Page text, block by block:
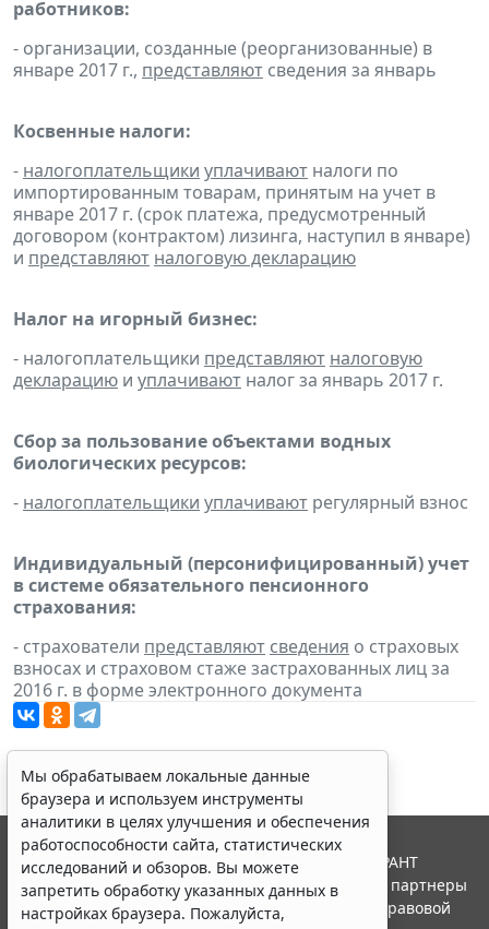
работников:
- организации, созданные (реорганизованные) в
январе 2017 г., представляют сведения за январь
Косвенные налоги:
- налогоплательщики уплачивают налоги по
импортированным товарам, принятым на учет в
январе 2017 г. (срок платежа, предусмотренный
договором (контрактом) лизинга, наступил в январе)
и представляют налоговую декларацию
Налог на игорный бизнес:
- налогоплательщики представляют налоговую
декларацию и уплачивают налог за январь 2017 г.
Сбор за пользование объектами водных
биологических ресурсов:
- налогоплательщики уплачивают регулярный взнос
Индивидуальный (персонифицированный) учет
в системе обязательного пенсионного
страхования:
- страхователи представляют сведения о страховых
взносах и страховом стаже застрахованных лиц за
2016 г. в форме электронного документа
Мы обрабатываем локальные данные
браузера и используем инструменты
аналитики в целях улучшения и обеспечения
работоспособности сайта, статистических
исследований и обзоров. Вы можете
запретить обработку указанных данных в
настройках браузера. Пожалуйста,
© ООО "НПП "ГАРАНТ-СЕРВИС", 2026. Система ГАРАНТ
выпускается с 1990 года. Компания "Гарант" и ее партнеры
являются участниками Российской ассоциации правовой